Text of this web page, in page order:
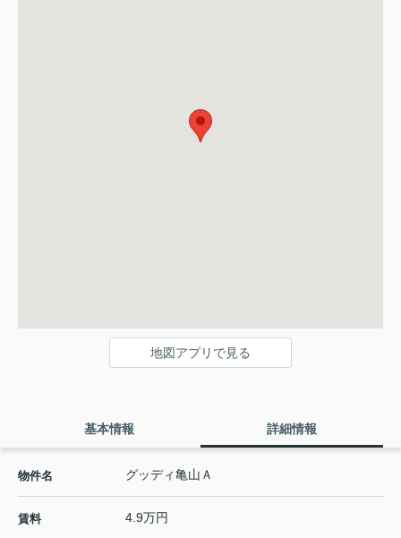
地図アプリで見る
基本情報 詳細情報
物件名 グッディ亀山Ａ
賃料 4.9万円